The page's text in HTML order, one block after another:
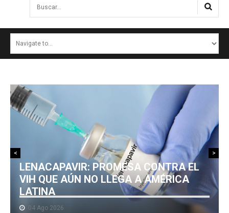
Buscar...
NOTICIAS
NOTICIAS MEDICAMENTOS
CONTACTO
LENACAPAVIR: PROMESA CONTRA EL
VIH QUE AÚN NO LLEGA A AMÉRICA
LATINA
04 Ago 2026
< >